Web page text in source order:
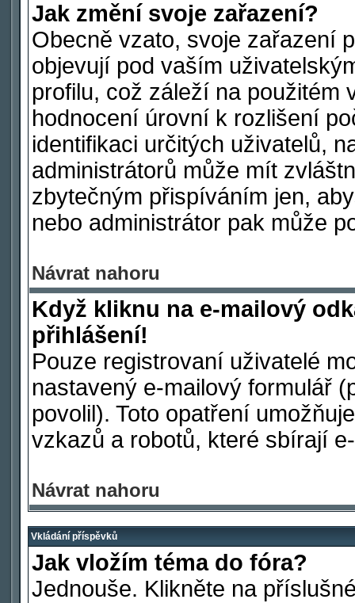
Jak změní svoje zařazení?
Obecně vzato, svoje zařazení
objevují pod vaším
profilu, což záleží na použitém
hodnocení úrovní k rozlišení
identifikaci určitých uživatelů,
administrátorů může mít
zbytečným přispíváním jen,
nebo administrátor pak může
Návrat nahoru
Když kliknu na e-mailový
přihlášení!
Pouze registrovaní uživatelé
nastavený e-mailový formulář
povolil). Toto opatření
vzkazů a robotů, které sbírají
Návrat nahoru
Vkládání příspěvků
Jak vložím téma do fóra?
Jednouše. Klikněte na